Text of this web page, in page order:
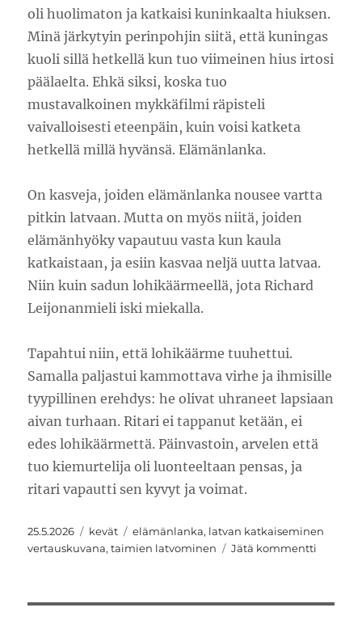
oli huolimaton ja katkaisi kuninkaalta hiuksen.
Minä järkytyin perinpohjin siitä, että kuningas
kuoli sillä hetkellä kun tuo viimeinen hius irtosi
päälaelta. Ehkä siksi, koska tuo
mustavalkoinen mykkäfilmi räpisteli
vaivalloisesti eteenpäin, kuin voisi katketa
hetkellä millä hyvänsä. Elämänlanka.
On kasveja, joiden elämänlanka nousee vartta
pitkin latvaan. Mutta on myös niitä, joiden
elämänhyöky vapautuu vasta kun kaula
katkaistaan, ja esiin kasvaa neljä uutta latvaa.
Niin kuin sadun lohikäärmeellä, jota Richard
Leijonanmieli iski miekalla.
Tapahtui niin, että lohikäärme tuuhettui.
Samalla paljastui kammottava virhe ja ihmisille
tyypillinen erehdys: he olivat uhraneet lapsiaan
aivan turhaan. Ritari ei tappanut ketään, ei
edes lohikäärmettä. Päinvastoin, arvelen että
tuo kiemurtelija oli luonteeltaan pensas, ja
ritari vapautti sen kyvyt ja voimat.
Julkaistu
25.5.2026 Kategoriat
kevät Avainsanat
elämänlanka, latvan katkaiseminen
vertauskuvana,taimien latvominen Jätä kommentti